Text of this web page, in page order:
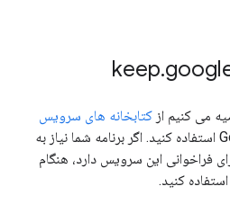
.
می کنیم از کتابخانه های سرویس
ارائه شده توسط Google استفاده کنید. اگر برنامه شما نیاز به
فراخوانی این سرویس دارد، هنگام